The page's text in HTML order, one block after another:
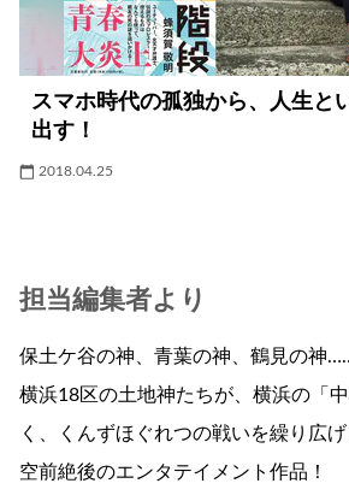
スマホ時代の孤独から、人生と
出す！
2018.04.25
担当編集者より
保土ケ谷の神、青葉の神、鶴見の神
横浜18区の土地神たちが、横浜の「
く、くんずほぐれつの戦いを繰り広げ
空前絶後のエンタテイメント作品！